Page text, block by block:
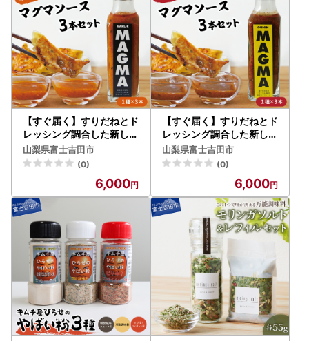
【すぐ届く】すりだねとド
レッシング調合した新しい
ホットソース ガーリック
MAGMA ３本セット
山梨県富士吉田市
(0)
6,000
【すぐ届く】すりだねとド
レッシング調合した新しい
ホットソース オニオンMA
GMA ３本セット
山梨県富士吉田市
(0)
6,000